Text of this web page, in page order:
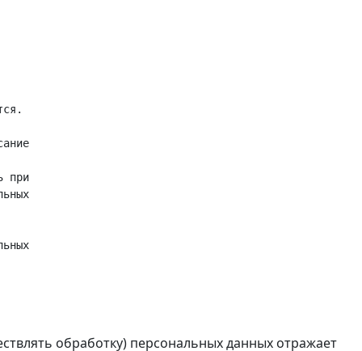
при
обработку) персональных данных отражает